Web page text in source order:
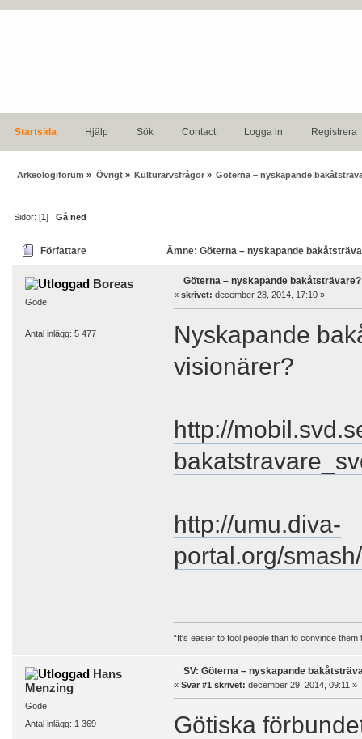
Startsida Hjälp Sök Contact Logga in Registrera
Arkeologiforum » Övrigt» Kulturarvsfrågor» Göterna – nyskapande
Sidor: [1]Gå ned
Författare Ämne: Göterna – nyskapande
Boreas
Gode
Antal inlägg: 5 477
Göterna – nyskapande bakåtsträvare?
« skrivet: december 28, 2014, 17:10 »
Nyskapande
visionärer?
http://
http://umu.diva-
portal.org/
“It's easier to fool people than to convince them
Hans
Menzing
Gode
Antal inlägg: 1 369
SV: Göterna – nyskapande
« Svar #1 skrivet: december 29, 2014, 09:11 »
Götiska